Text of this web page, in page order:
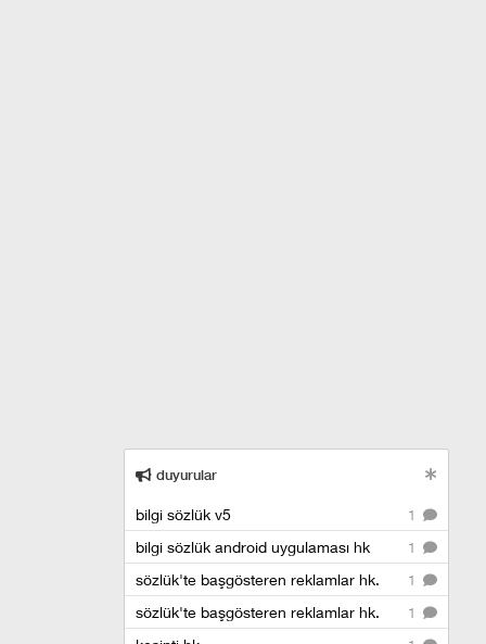
duyurular
1
bilgi sözlük v5
1
bilgi sözlük android uygulaması hk
1
sözlük'te başgösteren reklamlar hk.
1
sözlük'te başgösteren reklamlar hk.